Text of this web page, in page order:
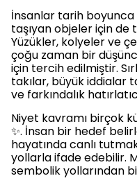
İnsanlar tarih boyunca
taşıyan objeler için de
Yüzükler, kolyeler ve
çoğu zaman bir
için tercih edilmiştir.
takılar, büyük iddialar
ve farkındalık
Niyet kavramı birçok
✨. İnsan bir hedef
hayatında canlı
yollarla ifade edebilir.
sembolik yollarından